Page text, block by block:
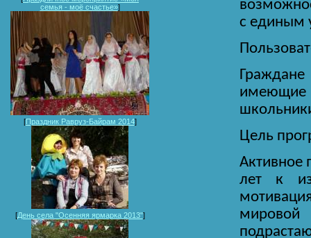
семья - моё счастье»]
[Праздник Равруз-Байрам 2014]
[День села "Осенняя ярмарка 2013"]
с единым
имеющие
Цель
Активное
лет к